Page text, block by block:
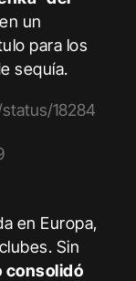
un
para los
sequía.
18284
en Europa,
Sin
consolidó